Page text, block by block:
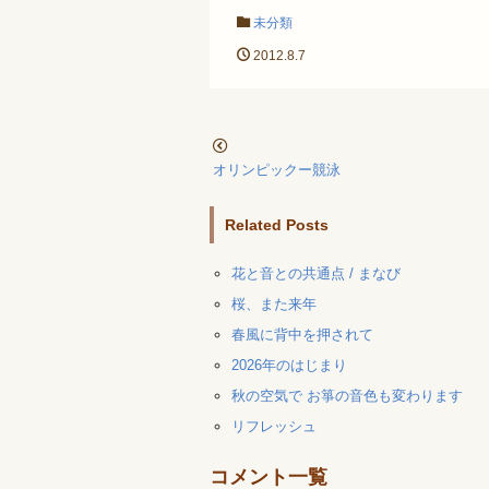
未分類
2012.8.7
オリンピックー競泳
Related Posts
花と音との共通点 / まなび
桜、また来年
春風に背中を押されて
2026年のはじまり
秋の空気で お箏の音色も変わります
リフレッシュ
コメント一覧